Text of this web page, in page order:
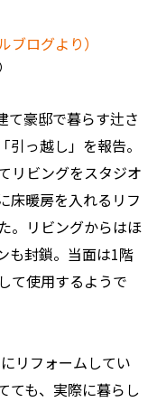
て豪邸で暮らす辻さ
っ越し」を報告。
リビングをスタジオ
床暖房を入れるリフ
。リビングからはほ
も封鎖。当面は1階
て使用するようで
リフォームしてい
ても、実際に暮らし